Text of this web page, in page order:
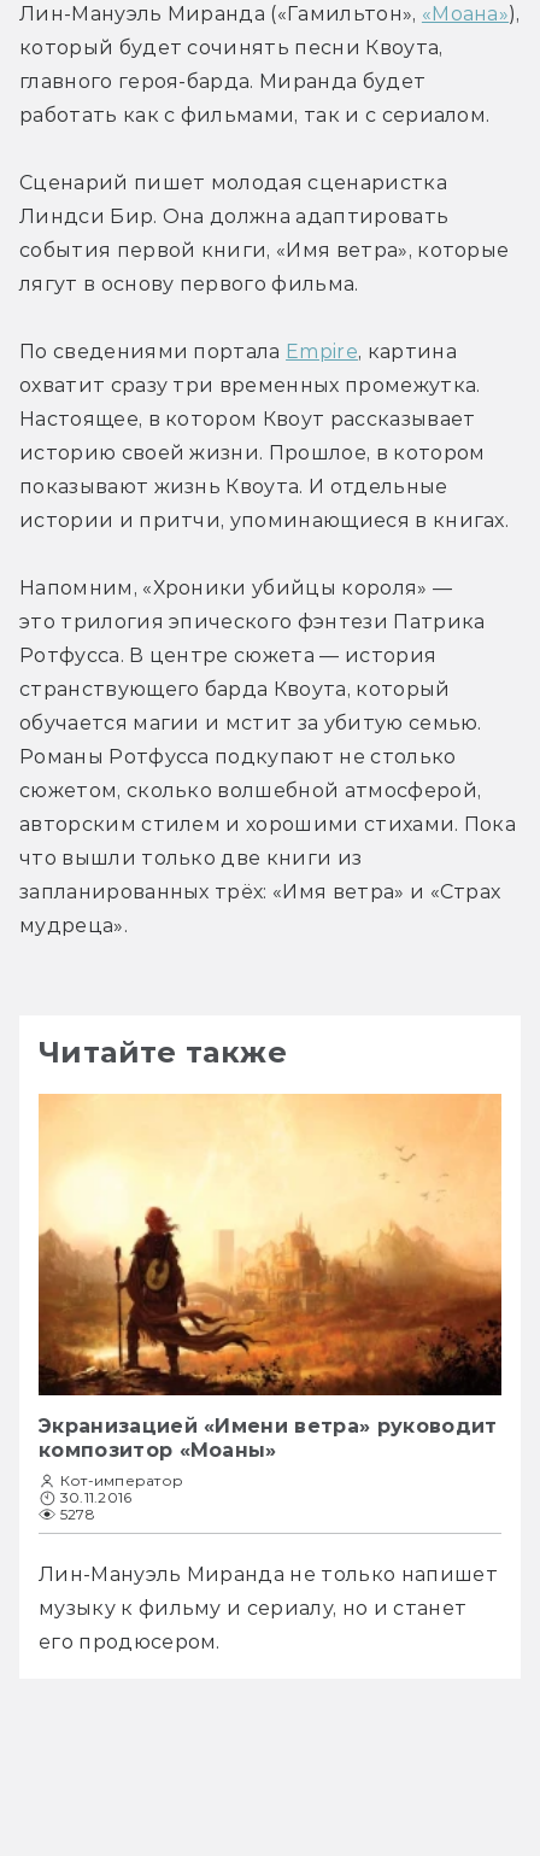
Лин-Мануэль Миранда («Гамильтон», «Моана»),
который будет сочинять песни Квоута,
главного героя-барда. Миранда будет
работать как с фильмами, так и с сериалом.
Сценарий пишет молодая сценаристка
Линдси Бир. Она должна адаптировать
события первой книги, «Имя ветра», которые
лягут в основу первого фильма.
По сведениями портала Empire, картина
охватит сразу три временных промежутка.
Настоящее, в котором Квоут рассказывает
историю своей жизни. Прошлое, в котором
показывают жизнь Квоута. И отдельные
истории и притчи, упоминающиеся в книгах.
Напомним, «Хроники убийцы короля» —
это трилогия эпического фэнтези Патрика
Ротфусса. В центре сюжета — история
странствующего барда Квоута, который
обучается магии и мстит за убитую семью.
Романы Ротфусса подкупают не столько
сюжетом, сколько волшебной атмосферой,
авторским стилем и хорошими стихами. Пока
что вышли только две книги из
запланированных трёх: «Имя ветра» и «Страх
мудреца».
Читайте также
Экранизацией «Имени ветра» руководит
композитор «Моаны»
Кот-император
30.11.2016
5278
Лин-Мануэль Миранда не только напишет
музыку к фильму и сериалу, но и станет
его продюсером.